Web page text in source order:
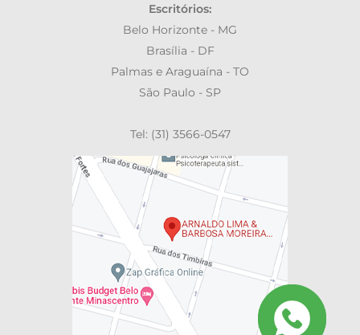
Escritórios:
Belo Horizonte - MG
Brasília - DF
Palmas e Araguaína - TO
São Paulo - SP
Tel: (31) 3566-0547